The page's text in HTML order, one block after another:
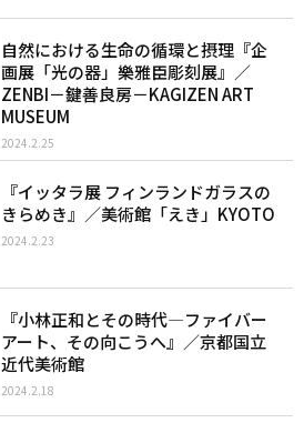
自然における生命の循環と摂理『企
画展「光の器」樂雅臣彫刻展』／
ZENBI－鍵善良房－KAGIZEN ART
MUSEUM
2024.2.25
『イッタラ展 フィンランドガラスの
きらめき』／美術館「えき」KYOTO
2024.2.23
『小林正和とその時代―ファイバー
アート、その向こうへ』／京都国立
近代美術館
2024.2.18